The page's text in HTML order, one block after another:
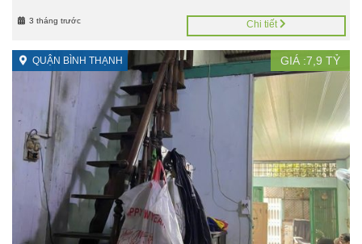
3 tháng trước Chi tiết
QUẬN BÌNH THẠNH GIÁ :7,9 TỶ